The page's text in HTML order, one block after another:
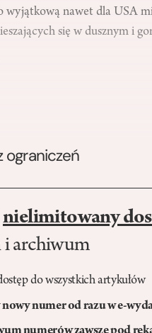
wyjątkową nawet dla USA
się w dusznym i
ograniczeń
nielimitowany
i archiwum
do wszystkich artykułów
numer od razu w e-